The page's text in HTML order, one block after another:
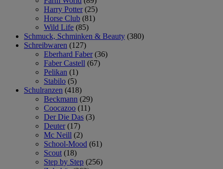
Harry Potter (25)
Horse Club (81)
Wild Life (85)
Schmuck, Schminken & Beauty (380)
Schreibwaren (127)
Eberhard Faber (36)
Faber Castell (67)
Pelikan (1)
Stabilo (5)
Schulranzen (418)
Beckmann (29)
Coocazoo (11)
Der Die Das (3)
Deuter (17)
Mc Neill (2)
School-Mood (61)
Scout (18)
Step by Step (256)